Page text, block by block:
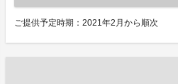
ご提供予定時期：2021年2月から順次